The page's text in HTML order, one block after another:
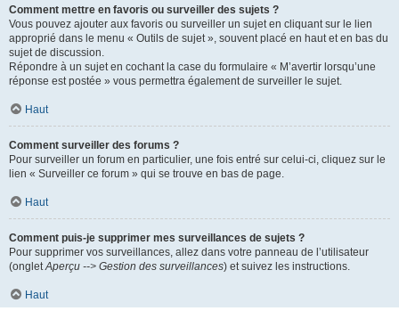
Comment mettre en favoris ou surveiller des sujets ?
Vous pouvez ajouter aux favoris ou surveiller un sujet en cliquant sur le lien
approprié dans le menu « Outils de sujet », souvent placé en haut et en bas du
sujet de discussion.
Répondre à un sujet en cochant la case du formulaire « M’avertir lorsqu’une
réponse est postée » vous permettra également de surveiller le sujet.
Haut
Comment surveiller des forums ?
Pour surveiller un forum en particulier, une fois entré sur celui-ci, cliquez sur le
lien « Surveiller ce forum » qui se trouve en bas de page.
Haut
Comment puis-je supprimer mes surveillances de sujets ?
Pour supprimer vos surveillances, allez dans votre panneau de l’utilisateur
(ongletAperçu --> Gestion des surveillances) et suivez les instructions.
Haut